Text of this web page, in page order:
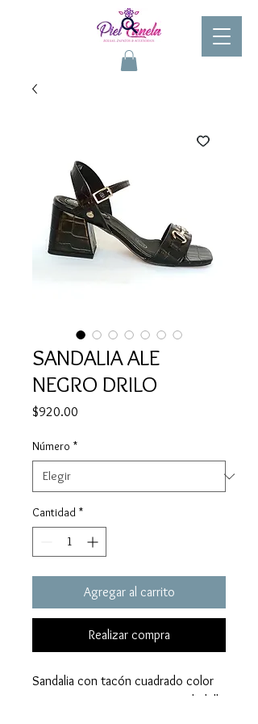
SANDALIA ALE
NEGRO DRILO
$920.00
Número *
Cantidad *
Agregar al carrito
Realizar compra
Sandalia con tacón cuadrado color
negro, marca Hispana con una hebilla